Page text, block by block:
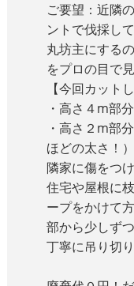
ご要望：近隣
ントで伐採して
丸坊主にする
をプロの目で
【今回カット
・高さ４m部
・高さ２m部
ほどの太さ！）
隣家に傷をつ
住宅や屋根に
ープをかけて
部から少しず
丁寧に吊り切